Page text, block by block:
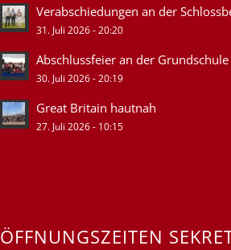
Verabschiedungen an der
31. Juli 2026 - 20:20
Abschlussfeier an der Grundschule
30. Juli 2026 - 20:19
Great Britain hautnah
27. Juli 2026 - 10:15
ÖFFNUNGSZEITEN